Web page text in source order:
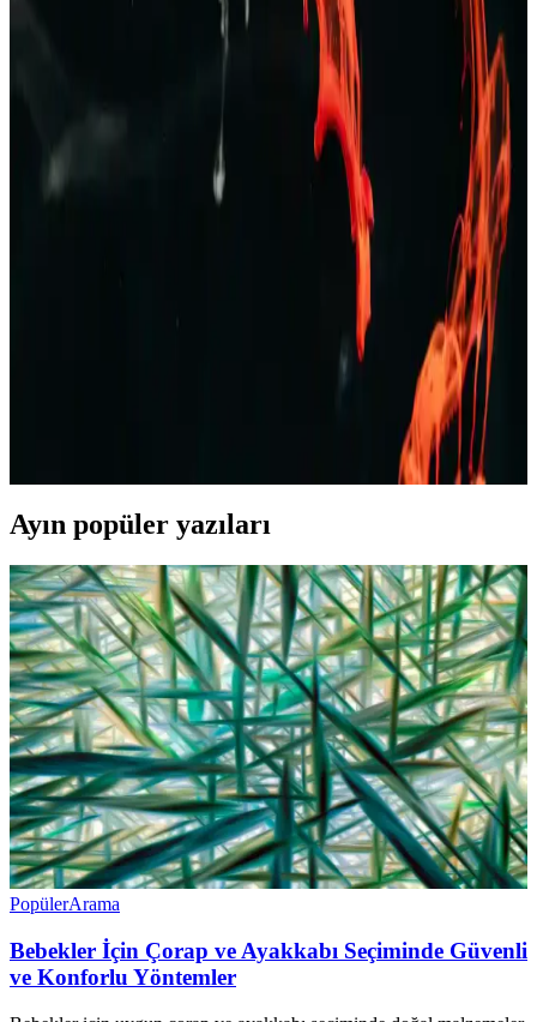
TAMPAP Erkek Baskılı Kısa Kollu Pijama Takımı
TAMPAP erkek baskılı kısa kollu pijama takımı, hafif, nefes alabilir
pamuklu kumaşı ve şık tasarımıyla yaz aylarına uygun konfor sağlar.
Erkek Bej Rengi Ceketler: Çok Yönlü ve Şık Giyim
Seçenekleri Rehberi
Bej rengi erkek ceketler, çok yönlülüğü ve şıklığıyla her sezon ve
ortamda tercih edilir. Farklı modeller ve kombinasyon önerileriyle
Erkek Kot Şort Modası 2023: Yaz Aylarında Şık ve
Yaz aylarında rahat ve şık kalmak isteyen erkekler için kot şortlar,
farklı kesim ve renk seçenekleriyle ideal tercih. Günlük, spor ve
resmi olmayan ortamlar için uygun modellerle tarzınızı yansıtın.
Ayın popüler yazıları
PopülerArama
Bebekler İçin Çorap ve Ayakkabı Seçiminde Güvenli
ve Konforlu Yöntemler